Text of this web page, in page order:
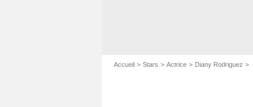
Accueil Stars Actrice Diany Rodriguez